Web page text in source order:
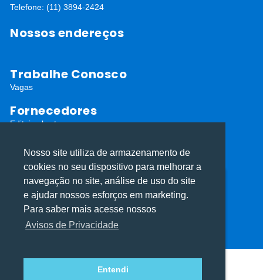
Utilizamos cookies para oferecer melhor
experiência, melhorar o desempenho, analisar
como você interage em nosso site e
personalizar conteúdo.
Utilizamos cookies para oferecer melhor
experiência, melhorar o desempenho, analisar
como você interage em nosso site e
personalizar conteúdo.
Telefone: (11) 3894-2424
Nossos endereços
Trabalhe Conosco
Vagas
Fornecedores
Editais abertos
Redes Sociais
Nosso site utiliza de armazenamento de
cookies no seu dispositivo para melhorar a
navegação no site, análise de uso do site
e ajudar nossos esforços em marketing.
Para saber mais acesse nossos
Avisos de Privacidade
Entendi